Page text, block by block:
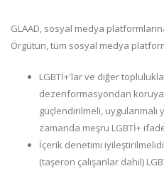
GLAAD, sosyal medya
Örgütün, tüm sosyal medya
LGBTİ+'lar ve diğer
dezenformasyondan
güçlendirilmeli, uygulanmalı
zamanda meşru LGBTİ+
İçerik denetimi
(taşeron çalışanlar dahil)